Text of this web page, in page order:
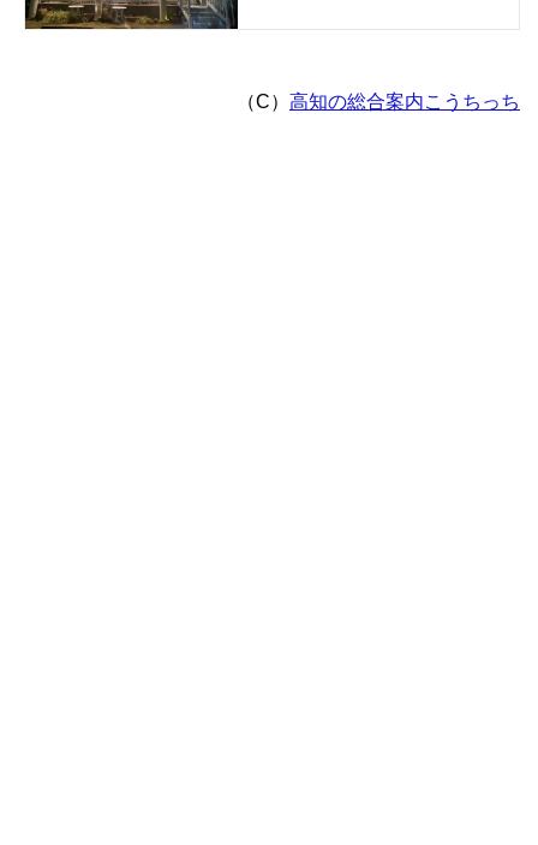
（C） 高知の総合案内こうちっち